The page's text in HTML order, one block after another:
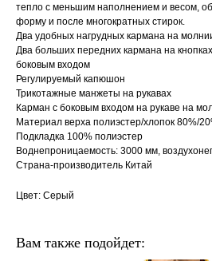
тепло с меньшим наполнением и весом,
форму и после многократных стирок.
Два удобных нагрудных кармана на
Два больших передних кармана на
боковым входом
Регулируемый капюшон
Трикотажные манжеты на рукавах
Карман с боковым входом на рукаве на
Материал верха полиэстер/хлопок 80%/
Подкладка 100% полиэстер
Воднепроницаемость: 3000 мм,
Страна-производитель Китай
Цвет: Серый
Вам также подойдет: